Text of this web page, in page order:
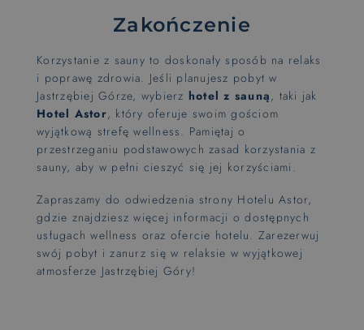
Zakończenie
Korzystanie z sauny to doskonały sposób na relaks
i poprawę zdrowia. Jeśli planujesz pobyt w
Jastrzębiej Górze, wybierz hotel z sauną , taki jak
Hotel Astor, który oferuje swoim gościom
wyjątkową strefę wellness. Pamiętaj o
przestrzeganiu podstawowych zasad korzystania z
sauny, aby w pełni cieszyć się jej korzyściami.
Zapraszamy do odwiedzenia strony Hotelu Astor,
gdzie znajdziesz więcej informacji o dostępnych
usługach wellness oraz ofercie hotelu. Zarezerwuj
swój pobyt i zanurz się w relaksie w wyjątkowej
atmosferze Jastrzębiej Góry!